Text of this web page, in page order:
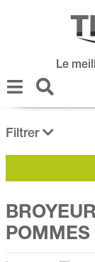
Le
Filtrer
POMMES